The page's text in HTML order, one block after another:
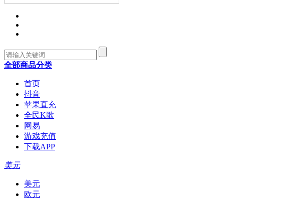
全部商品分类
首页
抖音
苹果直充
全民K歌
网易
游戏充值
下载APP
美元
美元
欧元